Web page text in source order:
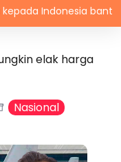
bantu
elak harga
Nasional